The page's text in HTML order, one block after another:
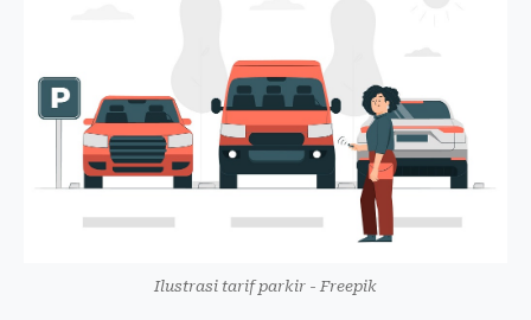
Ilustrasi tarif parkir - Freepik